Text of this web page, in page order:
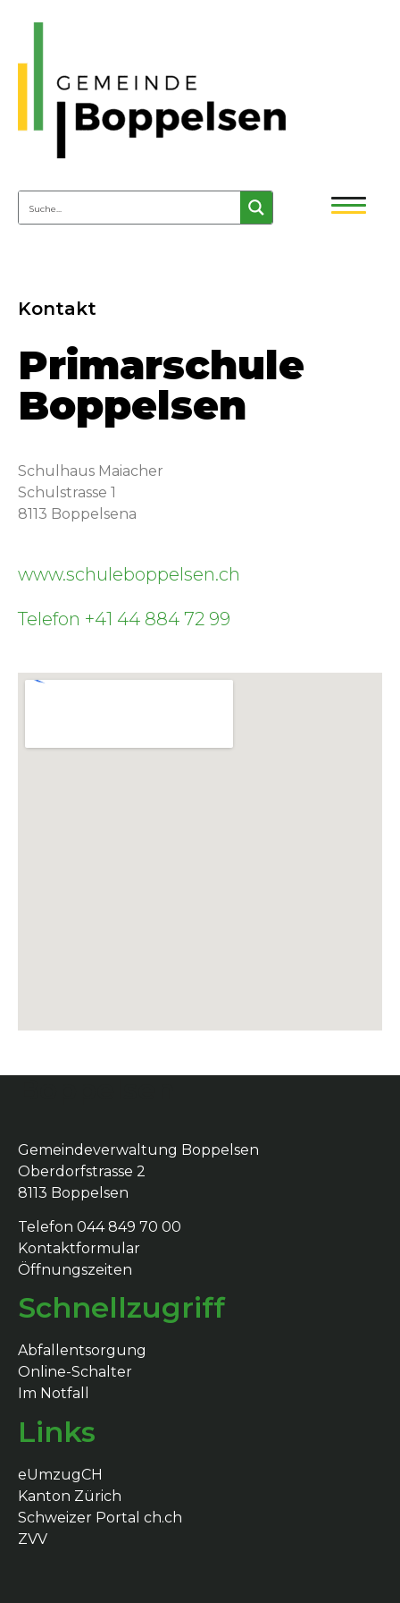
Kontakt
Primarschule
Boppelsen​
Schul­haus Maiach­er
Schul­strasse 1
8113 Bop­pelse­na
www.schuleboppelsen.ch
Telefon +41 44 884 72 99
Gemeindeverwaltung Boppelsen
Oberdorfstrasse 2
8113 Boppelsen
Telefon 044 849 70 00
Kontaktformular
Öffnungszeiten
Schnellzugriff
Abfallentsorgung
Online-Schalter
Im Notfall
Links
eUmzugCH
Kanton Zürich
Schweizer Portal ch.ch
ZVV